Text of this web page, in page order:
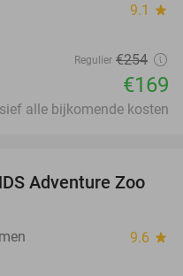
9.1 star
Regulier €254
€169
alle bijkomende kosten
24%
Adventure Zoo
9.6 star